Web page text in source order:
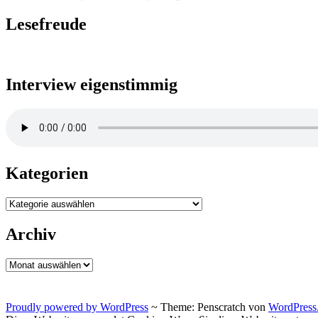
Lesefreude
Interview eigenstimmig
Kategorien
Kategorien
Archiv
Archiv
Proudly powered by WordPress ~ Theme: Penscratch von